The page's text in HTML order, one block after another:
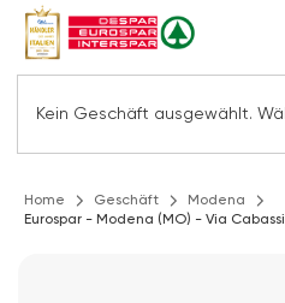
Home Geschäft
Modena
Eurospar - Modena (MO) - Via Cabassi